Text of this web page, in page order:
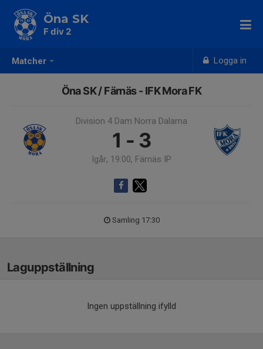
Matcher Logga in
Öna SK
F div 2
Öna SK / Färnäs - IFK Mora FK
Division 4 Dam Norra Dalarna
1 - 3
Igår, 19:00, Färnäs IP
Samling 17:30
Laguppställning
Ingen uppställning ifylld